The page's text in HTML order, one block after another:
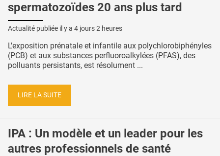
spermatozoïdes 20 ans plus tard
Actualité publiée il y a 4 jours 2 heures
L'exposition prénatale et infantile aux polychlorobiphényles
(PCB) et aux substances perfluoroalkylées (PFAS), des
polluants persistants, est résolument ...
LIRE LA SUITE
IPA : Un modèle et un leader pour les
autres professionnels de santé